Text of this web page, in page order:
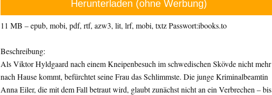
Herunterladen (ohne Werbung)
11 MB – epub, mobi, pdf, rtf, azw3, lit, lrf, mobi, txtz Passwort:ibooks.to
Beschreibung:
Als Viktor Hyldgaard nach einem Kneipenbesuch im schwedischen Skövde nicht mehr
nach Hause kommt, befürchtet seine Frau das Schlimmste. Die junge Kriminalbeamtin
Anna Eiler, die mit dem Fall betraut wird, glaubt zunächst nicht an ein Verbrechen – bis